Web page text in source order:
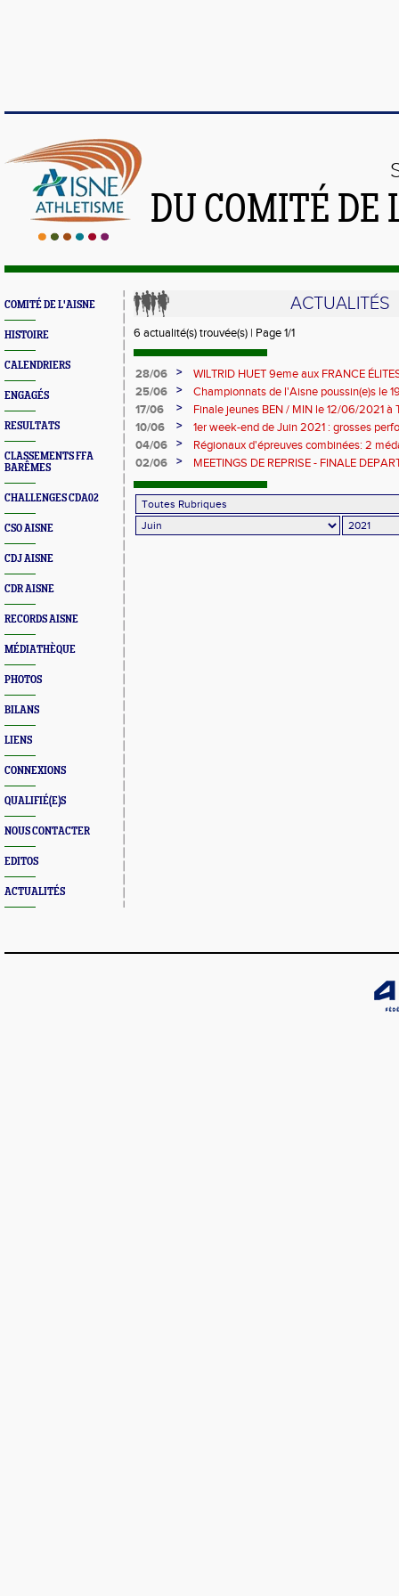
DU COMITÉ
COMITÉ DE L'AISNE
HISTOIRE
CALENDRIERS
ENGAGÉS
RESULTATS
CLASSEMENTS FFA
BARÊMES
CHALLENGES CDA02
CSO AISNE
CDJ AISNE
CDR AISNE
RECORDS AISNE
MÉDIATHÈQUE
PHOTOS
BILANS
LIENS
CONNEXIONS
QUALIFIÉ(E)S
NOUS CONTACTER
EDITOS
ACTUALITÉS
ACTUALITÉS
6 actualité(s) trouvée(s) | Page 1/1
28/06 >
WILTRID HUET 9eme aux FRANCE
25/06
>
Championnats de l'Aisne poussin(e)s le
17/06
>
Finale jeunes BEN / MIN le 12/06/2021 à
10/06
>
1er week-end de Juin 2021 : grosses
Romain HARDELIN et Ethan MOREAU
04/06 >
Régionaux d'épreuves combinées: 2
de bronze pour les axonais
02/06 >
MEETINGS DE REPRISE - FINALE